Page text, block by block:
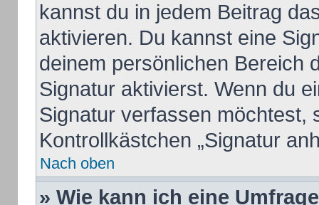
kannst du in jedem Beitrag
aktivieren. Du kannst eine
deinem persönlichen Bereich
Signatur aktivierst. Wenn du
Signatur verfassen möchtest,
Kontrollkästchen „Signatur
Nach oben
» Wie kann ich eine